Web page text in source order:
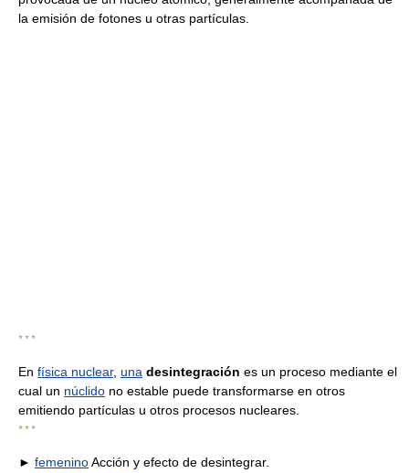
la emisión de fotones u otras partículas.
* * *
En física nuclear, una desintegración es un proceso mediante el
cual un núclido no estable puede transformarse en otros
emitiendo partículas u otros procesos nucleares.
* * *
► femeninoAcción y efecto de desintegrar.